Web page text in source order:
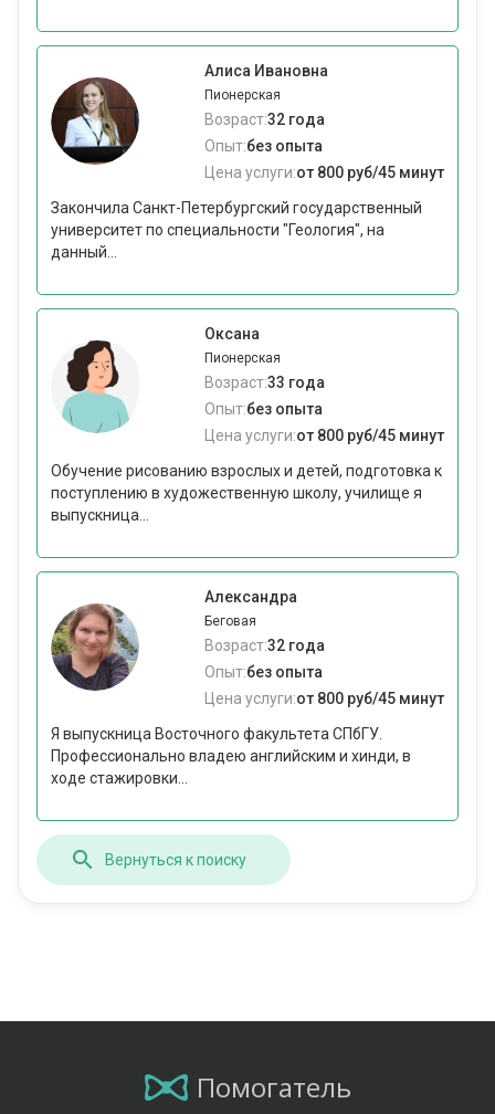
Алиса Ивановна
Пионерская
Возраст:32 года
Опыт:без опыта
Цена услуги:от 800 руб/45 минут
Закончила Санкт-Петербургский государственный
университет по специальности "Геология", на
данный...
Оксана
Пионерская
Возраст:33 года
Опыт:без опыта
Цена услуги:от 800 руб/45 минут
Обучение рисованию взрослых и детей, подготовка к
поступлению в художественную школу, училище я
выпускница...
Александра
Беговая
Возраст:32 года
Опыт:без опыта
Цена услуги:от 800 руб/45 минут
Я выпускница Восточного факультета СПбГУ.
Профессионально владею английским и хинди, в
ходе стажировки...
Вернуться к поиску
Помогатель